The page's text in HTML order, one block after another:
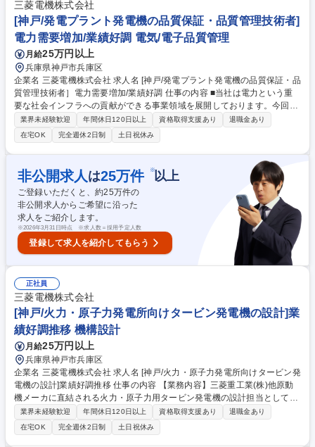
務の魅力】タービン発電機（全長約10m）という大きな電気機械の製造に
携わることができ、社会インフラを支えるやりがい有 募集職種 [神戸/発電
プラント発電機の品質保証・品質管理技術者］電力需要増加/業績好調
三菱電機株式会社
[神戸/発電プラント発電機の品質保証・品質管理技術者]
電力需要増加/業績好調 電気/電子品質管理
月給25万円以上
兵庫県神戸市兵庫区
企業名 三菱電機株式会社 求人名 [神戸/発電プラント発電機の品質保証・品
質管理技術者］電力需要増加/業績好調 仕事の内容 ■当社は電力という重
要な社会インフラへの貢献ができる事業領域を展開しております。今回
は、タービン発電機の品質保証・品質管理技術者の募集です。■国内・海
外火力発電プラント納めの発電機及びその補機の品質 保証を行う技術者と
して、製造工程全般における発電機及び構成部品の検査（外観検査、寸法
検査、非破壊検査等）、回転子振動調整、固定子固有値計測並びに、性能
試験の計画・実行・評価を担当。工場での顧客試験検査立会や、現地（顧
客サイト）での試運転調整及び、定期点検等を担っていただきます。【業
務の魅力】タービン発電機（全長約10m）という大きな電気機械の製造に
携わることができ、社会インフラを支えるやりがい有 募集職種 [神戸/発電
プラント発電機の品質保証・品質管理技術者］電力需要増加/業績好調
業界未経験歓迎 年間休日120日以上 資格取得支援あり
退職金あり
在宅OK
完全週休2日制 土日祝休み
非公開求人 は25万件 ※以上
ご登録いただくと、約25万件の
非公開求人からご希望に沿った
求人をご紹介します。
※2026年3月31日時点 ※求人数＝採用予定人数
登録して求人を紹介してもらう
正社員
三菱電機株式会社
[神戸/火力・原子力発電所向けタービン発電機の設計]業
績好調推移 機構設計
月給25万円以上
兵庫県神戸市兵庫区
企業名 三菱電機株式会社 求人名 [神戸/火力・原子力発電所向けタービン発
電機の設計]業績好調推移 仕事の内容 【業務内容】三菱重工業(株)他原動
機メーカに直結される火力・原子力用タービン発電機の設計担当として、
以下の業務を中心に行っていただく予定です。＜計画設計＞(1)見積設計業
務(受注前)：タービン発電機の電 気設計、見積りコスト計算、仕様書・設
計図書の作成(2)拡販活動(受注前)：お客様への技術提案、仕様に関わる交
業界未経験歓迎 年間休日120日以上 資格取得支援あり
退職金あり
在宅OK
完全週休2日制 土日祝休み